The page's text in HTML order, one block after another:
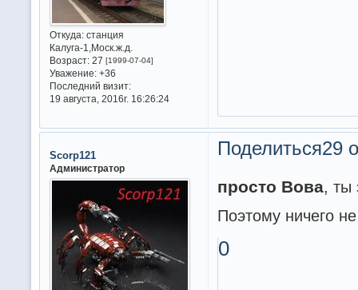
Откуда:станция
Калуга-1,Моск.ж.д.
Возраст:27 [1999-07-04]
Уважение: +36
Последний визит:
19 августа, 2016г. 16:26:24
Поделиться29
Scorp121
Администратор
просто Вова, ты
Поэтому ничего
0